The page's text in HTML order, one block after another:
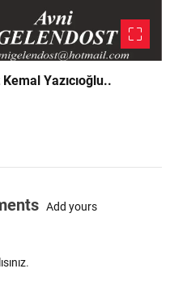
”Mehmet Kemal Yazıcıoğlu..
Add yours
.